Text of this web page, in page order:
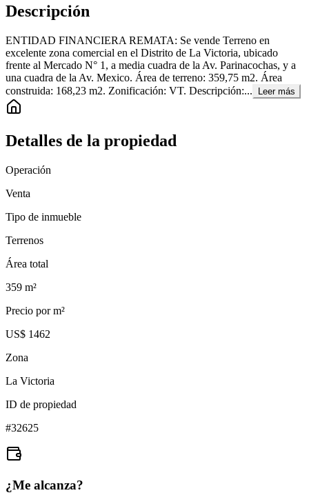
Descripción
ENTIDAD FINANCIERA REMATA: Se vende Terreno en
excelente zona comercial en el Distrito de La Victoria, ubicado
frente al Mercado N° 1, a media cuadra de la Av. Parinacochas, y a
una cuadra de la Av. Mexico. Área de terreno: 359,75 m2. Área
construida: 168,23 m2. Zonificación: VT. Descripción:...
Leer más
Detalles de la propiedad
Operación
Venta
Tipo de inmueble
Terrenos
Área total
359 m²
Precio por m²
US$ 1462
Zona
La Victoria
ID de propiedad
#32625
¿Me alcanza?